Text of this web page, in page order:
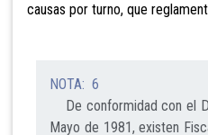
causas por turno, que
NOTA: 6
De conformidad con el
Mayo de 1981, existen